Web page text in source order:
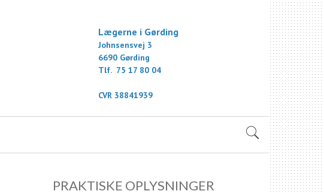
Lægerne i Gørding
Johnsensvej 3
6690 Gørding
Tlf. 75 17 80 04
CVR 38841939
PRAKTISKE OPLYSNINGER